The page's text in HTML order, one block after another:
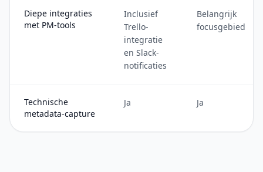
Diepe integraties
met PM-tools
Inclusief
Trello-
integratie
en Slack-
notificaties
Belangrijk
focusgebied
Technische
metadata-capture
Ja Ja